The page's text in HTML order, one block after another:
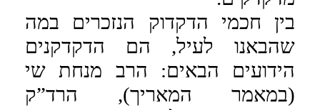
בין חכמי הדקדוק הנזכרים במה
שהבאנו לעיל, הם הדקדקנים
הידועים הבאים: הרב מנחת שי
(במאמר המאריך), הרד”ק